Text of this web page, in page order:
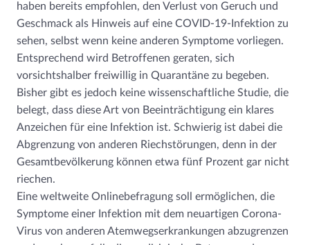
haben bereits empfohlen, den Verlust von Geruch und
Geschmack als Hinweis auf eine COVID-19-Infektion zu
sehen, selbst wenn keine anderen Symptome vorliegen.
Entsprechend wird Betroffenen geraten, sich
vorsichtshalber freiwillig in Quarantäne zu begeben.
Bisher gibt es jedoch keine wissenschaftliche Studie, die
belegt, dass diese Art von Beeinträchtigung ein klares
Anzeichen für eine Infektion ist. Schwierig ist dabei die
Abgrenzung von anderen Riechstörungen, denn in der
Gesamtbevölkerung können etwa fünf Prozent gar nicht
riechen.
Eine weltweite Onlinebefragung soll ermöglichen, die
Symptome einer Infektion mit dem neuartigen Corona-
Virus von anderen Atemwegserkrankungen abzugrenzen